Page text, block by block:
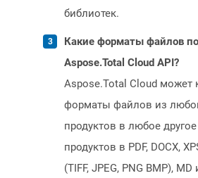
библиотек.
Какие форматы файлов
Aspose.Total Cloud API?
Aspose.Total Cloud может
форматы файлов из
продуктов в любое
продуктов в PDF, DOCX,
(TIFF, JPEG, PNG BMP), MD